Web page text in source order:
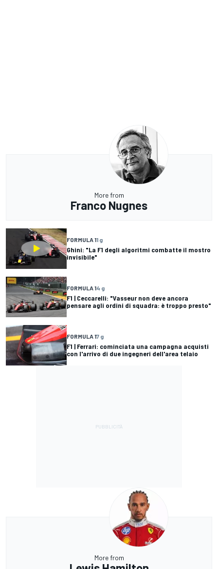
More from
Franco Nugnes
FORMULA 11 g
Ghini: "La F1 degli algoritmi combatte il mostro
invisibile"
FORMULA 14 g
F1 | Ceccarelli: "Vasseur non deve ancora
pensare agli ordini di squadra: è troppo presto"
FORMULA 17 g
F1 | Ferrari: cominciata una campagna acquisti
con l'arrivo di due ingegneri dell'area telaio
More from